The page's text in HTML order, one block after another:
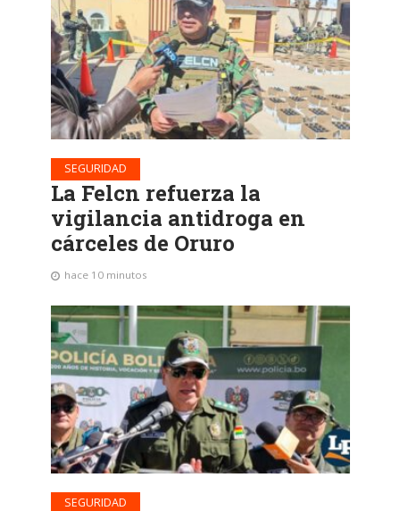
SEGURIDAD
La Felcn refuerza la
vigilancia antidroga en
cárceles de Oruro
hace 10 minutos
SEGURIDAD